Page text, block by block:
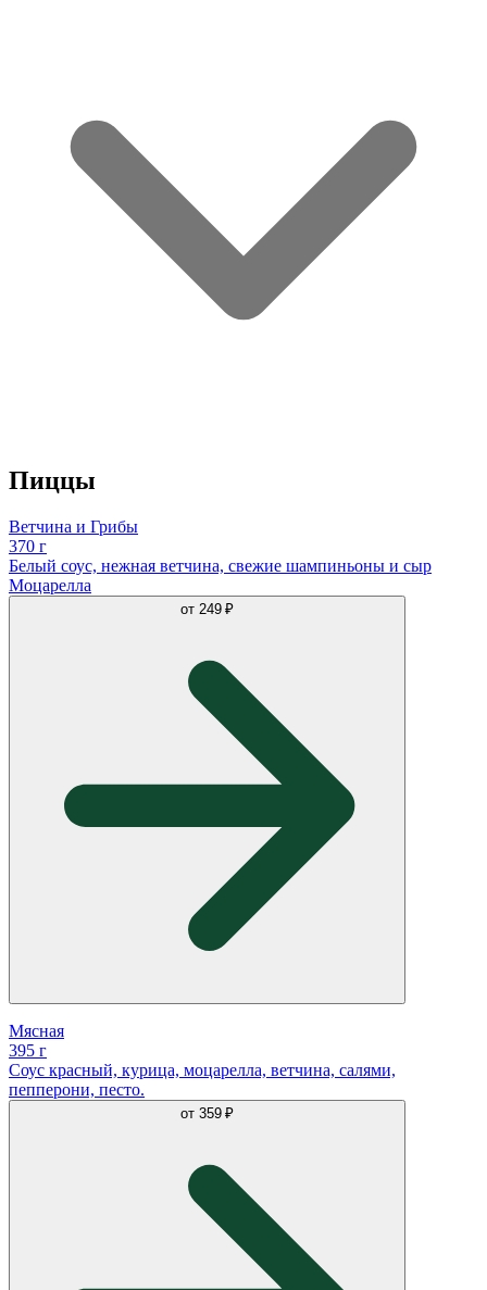
Пиццы
Ветчина и Грибы
370 г
Белый соус, нежная ветчина, свежие шампиньоны и сыр
Моцарелла
от 249 ₽
Мясная
395 г
Соус красный, курица, моцарелла, ветчина, салями,
пепперони, песто.
от 359 ₽